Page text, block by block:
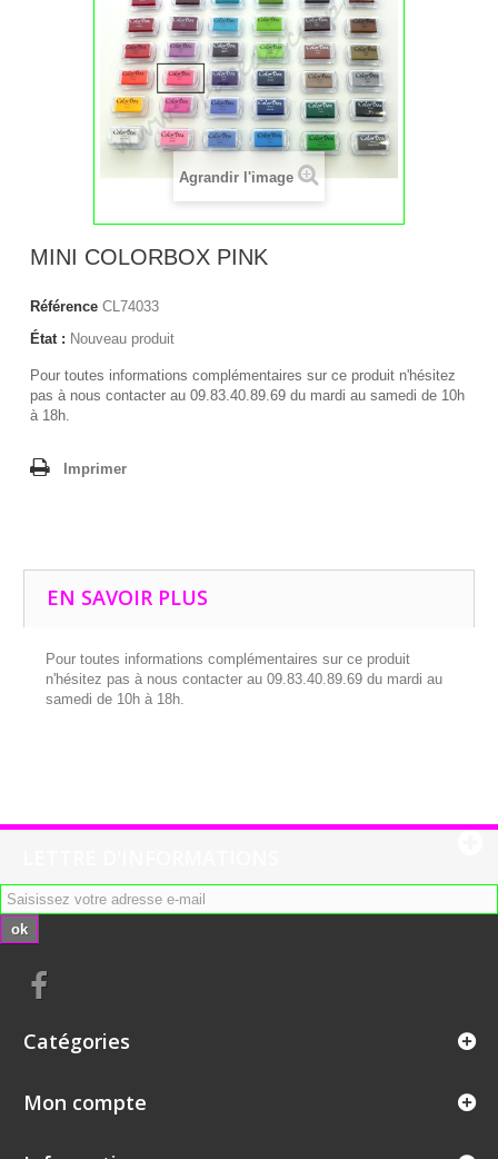
Agrandir l'image
MINI COLORBOX PINK
Référence CL74033
État : Nouveau produit
Pour toutes informations complémentaires sur ce produit n'hésitez
pas à nous contacter au 09.83.40.89.69 du mardi au samedi de 10h
à 18h.
Imprimer
EN SAVOIR PLUS
Pour toutes informations complémentaires sur ce produit
n'hésitez pas à nous contacter au 09.83.40.89.69 du mardi au
samedi de 10h à 18h.
ok
Catégories
Mon compte